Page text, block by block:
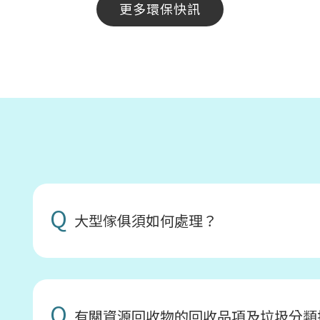
更多環保快訊
Q 大型傢俱須如何處理？
Q